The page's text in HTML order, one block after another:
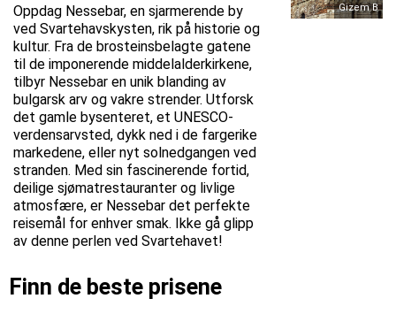
Oppdag Nessebar, en sjarmerende by
ved Svartehavskysten, rik på historie og
kultur. Fra de brosteinsbelagte gatene
til de imponerende middelalderkirkene,
tilbyr Nessebar en unik blanding av
bulgarsk arv og vakre strender. Utforsk
det gamle bysenteret, et UNESCO-
verdensarvsted, dykk ned i de fargerike
markedene, eller nyt solnedgangen ved
stranden. Med sin fascinerende fortid,
deilige sjømatrestauranter og livlige
atmosfære, er Nessebar det perfekte
reisemål for enhver smak. Ikke gå glipp
av denne perlen ved Svartehavet!
Gizem B
Finn de beste prisene